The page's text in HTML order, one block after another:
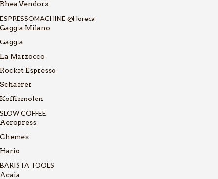
Rhea Vendors
ESPRESSOMACHINE @Horeca
Gaggia Milano
Gaggia
La Marzocco
Rocket Espresso
Schaerer
Koffiemolen
SLOW COFFEE
Aeropress
Chemex
Hario
BARISTA TOOLS
Acaia